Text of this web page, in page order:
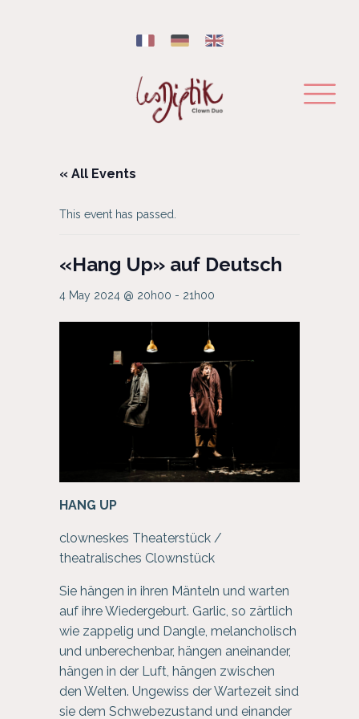
« All Events
This event has passed.
«Hang Up» auf Deutsch
4 May 2024 @ 20h00 - 21h00
HANG UP
clowneskes Theaterstück /
theatralisches Clownstück
Sie hängen in ihren Mänteln und warten
auf ihre Wiedergeburt. Garlic, so zärtlich
wie zappelig und Dangle, melancholisch
und unberechenbar, hängen aneinander,
hängen in der Luft, hängen zwischen
den Welten. Ungewiss der Wartezeit sind
sie dem Schwebezustand und einander